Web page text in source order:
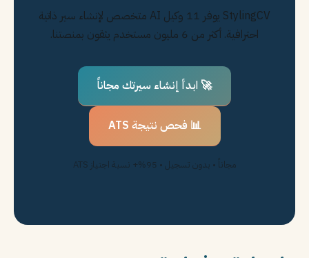
StylingCV يوفر 11 وكيل AI متخصص لإنشاء سير ذاتية
احترافية. أكثر من 6 مليون مستخدم يثقون بمنصتنا.
🚀 ابدأ إنشاء سيرتك مجاناً
📊 فحص نتيجة ATS
مجاناً • بدون تسجيل • 95%+ نسبة اجتياز ATS